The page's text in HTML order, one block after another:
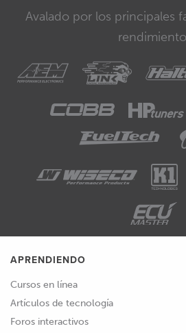
Avalado por los principales
APRENDIENDO
Cursos en línea
Artículos de tecnología
Foros interactivos